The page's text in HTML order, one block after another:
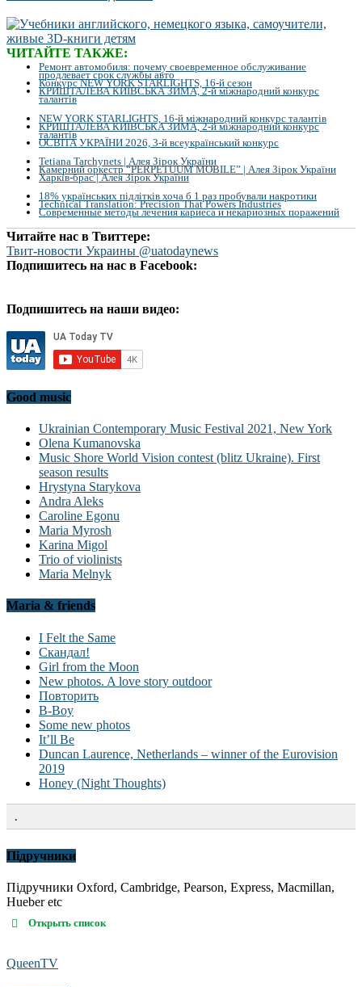
ЧИТАЙТЕ ТАКЖЕ:
Ремонт автомобиля: почему своевременное обслуживание
продлевает срок службы авто
Конкурс NEW YORK STARLIGHTS, 16-й сезон
КРИШТАЛЕВА КИЇВСЬКА ЗИМА, 2-й міжнародний конкурс
талантів
NEW YORK STARLIGHTS, 16-й міжнародний конкурс талантів
КРИШТАЛЕВА КИЇВСЬКА ЗИМА, 2-й міжнародний конкурс
талантів
ОСВІТА УКРАЇНИ 2026, 3-й всеукраїнський конкурс
Tetiana Tarchynets | Алея Зірок України
Камерний оркестр “PERPETUUM MOBILE” | Алея Зірок України
Харків-брас | Алея Зірок України
18% українських підлітків хоча б 1 раз пробували накротики
Technical Translation: Precision That Powers Industries
Современные методы лечения кариеса и некариозных поражений
Читайте нас в Твиттере:
Твит-новости Украины @uatodaynews
Подпишитесь на нас в Facebook:
Подпишитесь на наши видео:
Good music
Ukrainian Contemporary Music Festival 2021, New York
Olena Kumanovska
Music Shore World Vision contest (blitz Ukraine). First
season results
Hrystyna Starykova
Andra Aleks
Caroline Egonu
Maria Myrosh
Karina Migol
Trio of violinists
Maria Melnyk
Maria & friends
I Felt the Same
Скандал!
Girl from the Moon
New photos. A love story outdoor
Повторить
B-Boy
Some new photos
It’ll Be
Duncan Laurence, Netherlands – winner of the Eurovision
2019
Honey (Night Thoughts)
.
Підручники
Підручники Oxford, Cambridge, Pearson, Express, Macmillan,
Hueber etc
Открыть список
QueenTV